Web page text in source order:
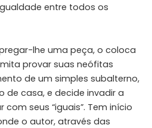
entre todos os
lhe uma peça, o coloca
provar suas neófitas
de um simples subalterno,
de casa, e decide invadir a
seus “iguais”. Tem início
o autor, através das